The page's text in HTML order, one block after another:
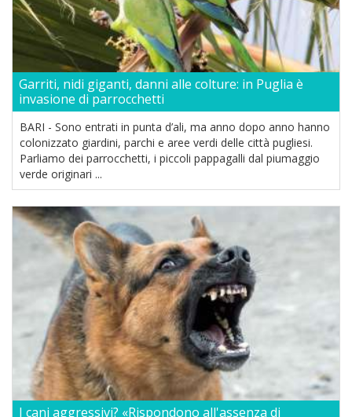
Garriti, nidi giganti, danni alle colture: in Puglia è
invasione di parrocchetti
BARI - Sono entrati in punta d’ali, ma anno dopo anno hanno
colonizzato giardini, parchi e aree verdi delle città pugliesi.
Parliamo dei parrocchetti, i piccoli pappagalli dal piumaggio
verde originari ...
I cani aggressivi? «Rispondono all'assenza di